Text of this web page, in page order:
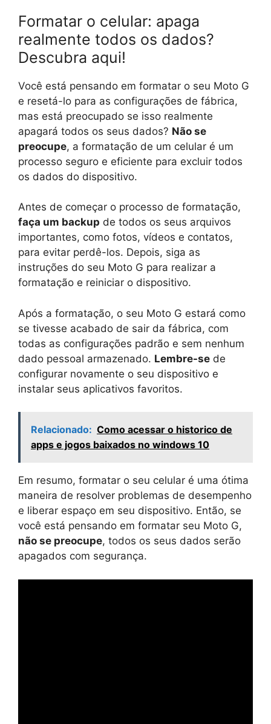
Formatar o celular: apaga
realmente todos os dados?
Descubra aqui!
Você está pensando em formatar o seu Moto G
e resetá-lo para as configurações de fábrica,
mas está preocupado se isso realmente
apagará todos os seus dados? Não se
preocupe, a formatação de um celular é um
processo seguro e eficiente para excluir todos
os dados do dispositivo.
Antes de começar o processo de formatação,
faça um backup de todos os seus arquivos
importantes, como fotos, vídeos e contatos,
para evitar perdê-los. Depois, siga as
instruções do seu Moto G para realizar a
formatação e reiniciar o dispositivo.
Após a formatação, o seu Moto G estará como
se tivesse acabado de sair da fábrica, com
todas as configurações padrão e sem nenhum
dado pessoal armazenado. Lembre-se de
configurar novamente o seu dispositivo e
instalar seus aplicativos favoritos.
Relacionado: Como acessar o historico de
apps e jogos baixados no windows 10
Em resumo, formatar o seu celular é uma ótima
maneira de resolver problemas de desempenho
e liberar espaço em seu dispositivo. Então, se
você está pensando em formatar seu Moto G,
não se preocupe, todos os seus dados serão
apagados com segurança.